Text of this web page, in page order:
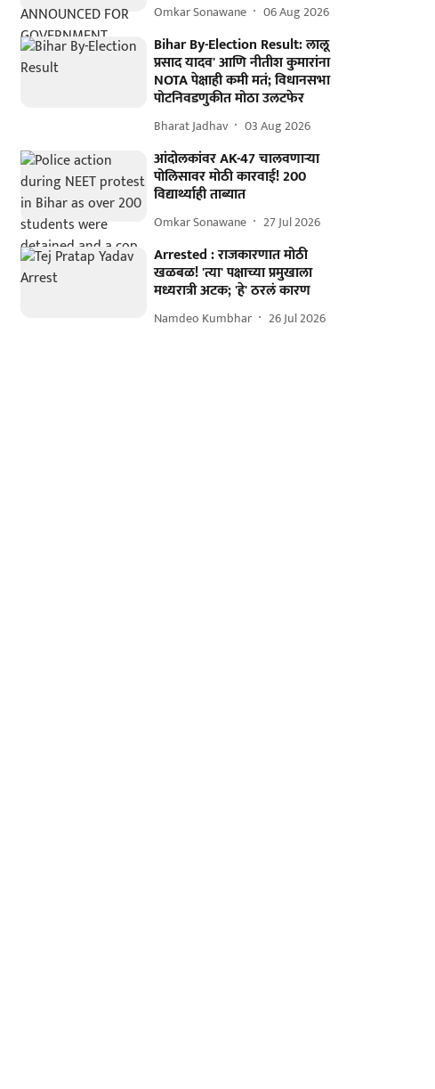
Omkar Sonawane 06 Aug 2026
Bihar By-Election Result: लालू
प्रसाद यादव' आणि नीतीश कुमारांना
NOTA पेक्षाही कमी मतं; विधानसभा
पोटनिवडणुकीत मोठा उलटफेर
Bharat Jadhav 03 Aug 2026
आंदोलकांवर AK-47 चालवणाऱ्या
पोलिसावर मोठी कारवाई! 200
विद्यार्थ्याही ताब्यात
Omkar Sonawane 27 Jul 2026
Arrested : राजकारणात मोठी
खळबळ! 'त्या' पक्षाच्या प्रमुखाला
मध्यरात्री अटक; 'हे' ठरलं कारण
Namdeo Kumbhar 26 Jul 2026